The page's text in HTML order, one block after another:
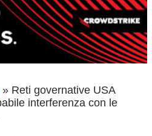
» Reti governative USA
interferenza con le